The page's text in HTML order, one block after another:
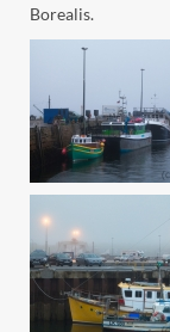
Borealis.